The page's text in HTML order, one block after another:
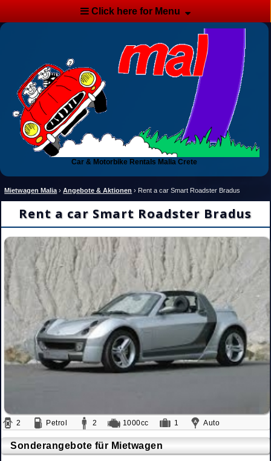
Click here for Menu
Car & Motorbike Rentals Malia Crete
Mietwagen Malia ›Angebote & Aktionen › Rent a car Smart Roadster Bradus
Rent a car Smart Roadster Bradus
2 Petrol 2 1000cc 1 Auto
Sonderangebote für Mietwagen